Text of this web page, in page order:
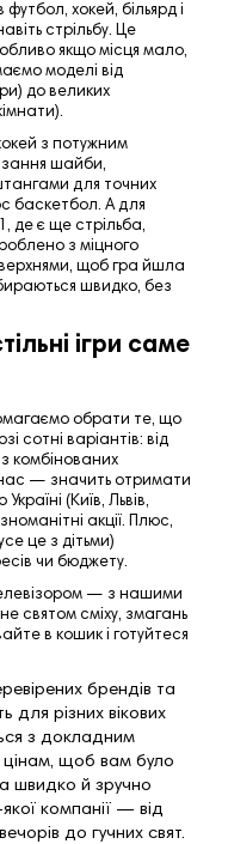
хокей, більярд і
стрільбу. Це
якщо місця мало,
моделі від
до великих
з потужним
шайби,
для точних
баскетбол. А для
де є ще стрільба,
з міцного
щоб гра йшла
швидко, без
ігри саме
обрати те, що
сотні варіантів: від
комбінованих
нас — значить отримати
(Київ, Львів,
акції. Плюс,
це з дітьми)
чи бюджету.
— з нашими
святом сміху, змагань
в кошик і готуйтеся
брендів та
для різних вікових
з докладним
щоб вам було
швидко й зручно
компанії — від
до гучних свят.